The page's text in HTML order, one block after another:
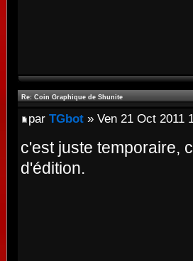
Re: Coin Graphique de Shunite
par TGbot » Ven 21 Oct 2011
c'est juste temporaire,
d'édition.